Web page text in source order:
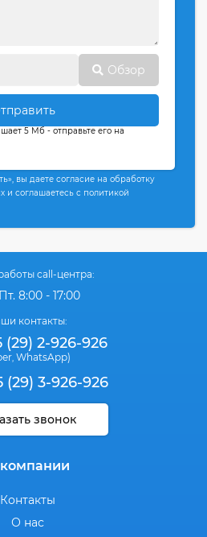
Обзор
5 Мб - отправьте его на
вы даете согласие на обработку
и соглашаетесь с политикой
call-центра:
8:00 - 17:00
контакты:
(29) 2-926-926
WhatsApp)
(29) 3-926-926
звонок
Контакты
О нас